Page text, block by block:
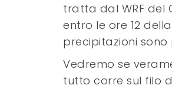
tratta dal WRF del
entro le ore 12
precipitazioni
Vedremo se
tutto corre sul filo